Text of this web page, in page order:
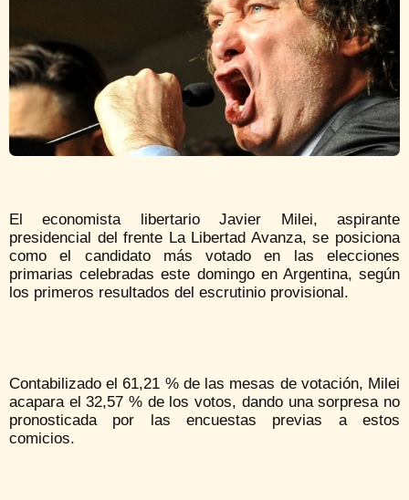
El economista libertario Javier Milei, aspirante
presidencial del frente La Libertad Avanza, se posiciona
como el candidato más votado en las elecciones
primarias celebradas este domingo en Argentina, según
los primeros resultados del escrutinio provisional.
Contabilizado el 61,21 % de las mesas de votación, Milei
acapara el 32,57 % de los votos, dando una sorpresa no
pronosticada por las encuestas previas a estos
comicios.